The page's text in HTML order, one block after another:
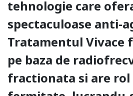
tehnologie care
spectaculoase anti-
Tratamentul Vivace
pe baza de
fractionata si are